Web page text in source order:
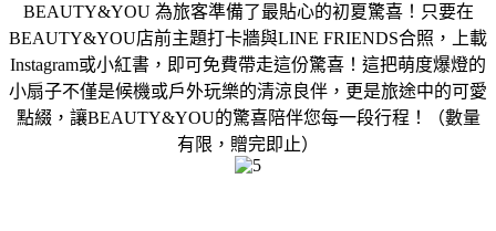
BEAUTY&YOU 為旅客準備了最貼心的初夏驚喜！只要在
BEAUTY&YOU店前主題打卡牆與LINE FRIENDS合照，上載
Instagram或小紅書，即可免費帶走這份驚喜！這把萌度爆燈的
小扇子不僅是候機或戶外玩樂的清涼良伴，更是旅途中的可愛
點綴，讓BEAUTY&YOU的驚喜陪伴您每一段行程！（數量
有限，贈完即止）